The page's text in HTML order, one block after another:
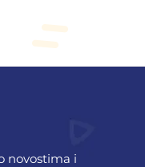
novostima i